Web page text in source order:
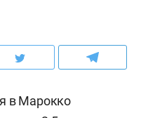
в Марокко